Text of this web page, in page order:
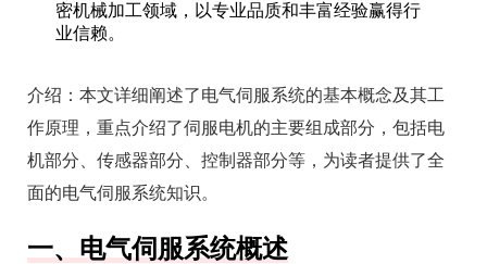
密机械加工领域，以专业品质和丰富经验赢得行
业信赖。
介绍： 本文详细阐述了电气伺服系统的基本概念及其工
作原理，重点介绍了伺服电机的主要组成部分，包括电
机部分、传感器部分、控制器部分等，为读者提供了全
面的电气伺服系统知识。
一、电气伺服系统概述